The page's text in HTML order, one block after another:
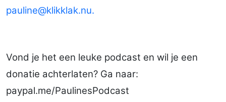
pauline@klikklak.nu.
Vond je het een leuke podcast en wil je een
donatie achterlaten? Ga naar:
paypal.me/PaulinesPodcast